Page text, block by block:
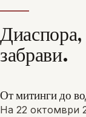
Диаспора,
забрави.
От митинги до
На 22 октомври